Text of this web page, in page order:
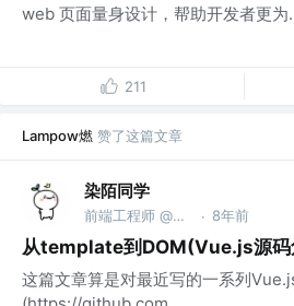
web 页面量身设计，帮助开发者更为
211
Lampow燃 赞了这篇文章
染陌同学
前端工程师 @Alibaba · 8年前
从template到DOM(Vue.js源码
这篇文章算是对最近写的一系列